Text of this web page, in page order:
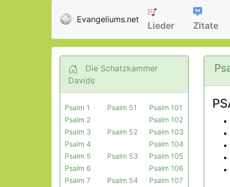
Evangeliums.net
Lieder Zitate
Die Schatzkammer
Davids
Psalm 1
Psalm 2
Psalm 3
Psalm 4
Psalm 5
Psalm 6
Psalm 7
Psalm 51
Psalm 52
Psalm 53
Psalm 54
Psalm 101
Psalm 102
Psalm 103
Psalm 104
Psalm 105
Psalm 106
Psalm 107